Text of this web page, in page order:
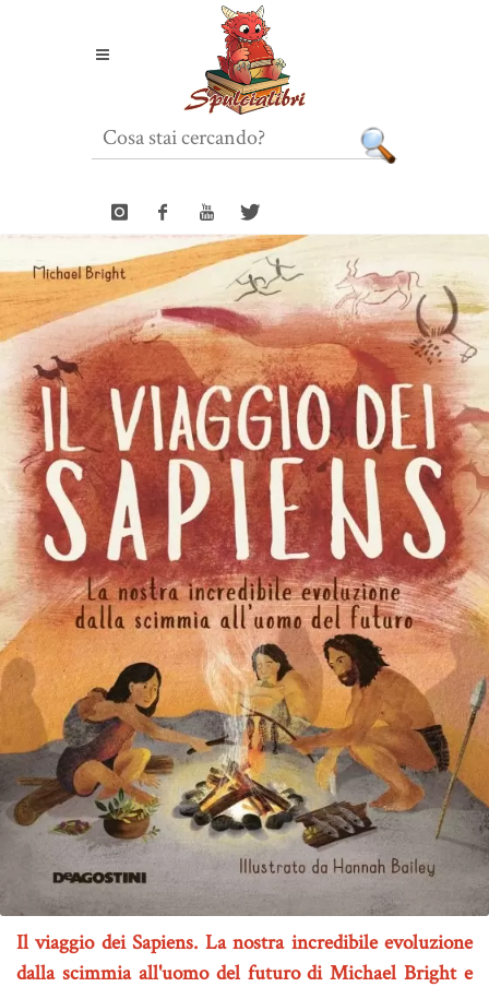
Il viaggio dei Sapiens. La nostra incredibile evoluzione
dalla scimmia all'uomo del futuro di Michael Bright e